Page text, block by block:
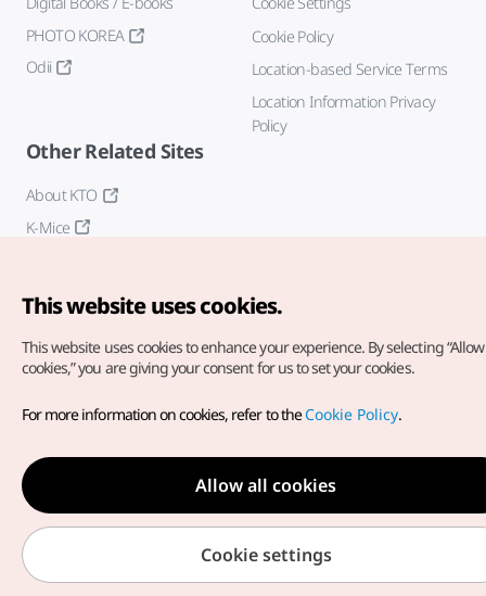
PHOTO KOREA
Odii
Cookie Policy
Location-based Service Terms
Location Information Privacy
Policy
Other Related Sites
About KTO
K-Mice
Copyright© Korea Tourism Organization. All Rights Reserved.
For error reports and issues related to the website, direct your
inquiries to ourweb admin at
english@knto.or.kr
This website uses cookies.
This website uses cookies to enhance your experience. By selecting
cookies,” you are giving your consent for us to set your cookies.
For more information on cookies, refer to theCookie Policy.
Allow all cookies
Cookie settings